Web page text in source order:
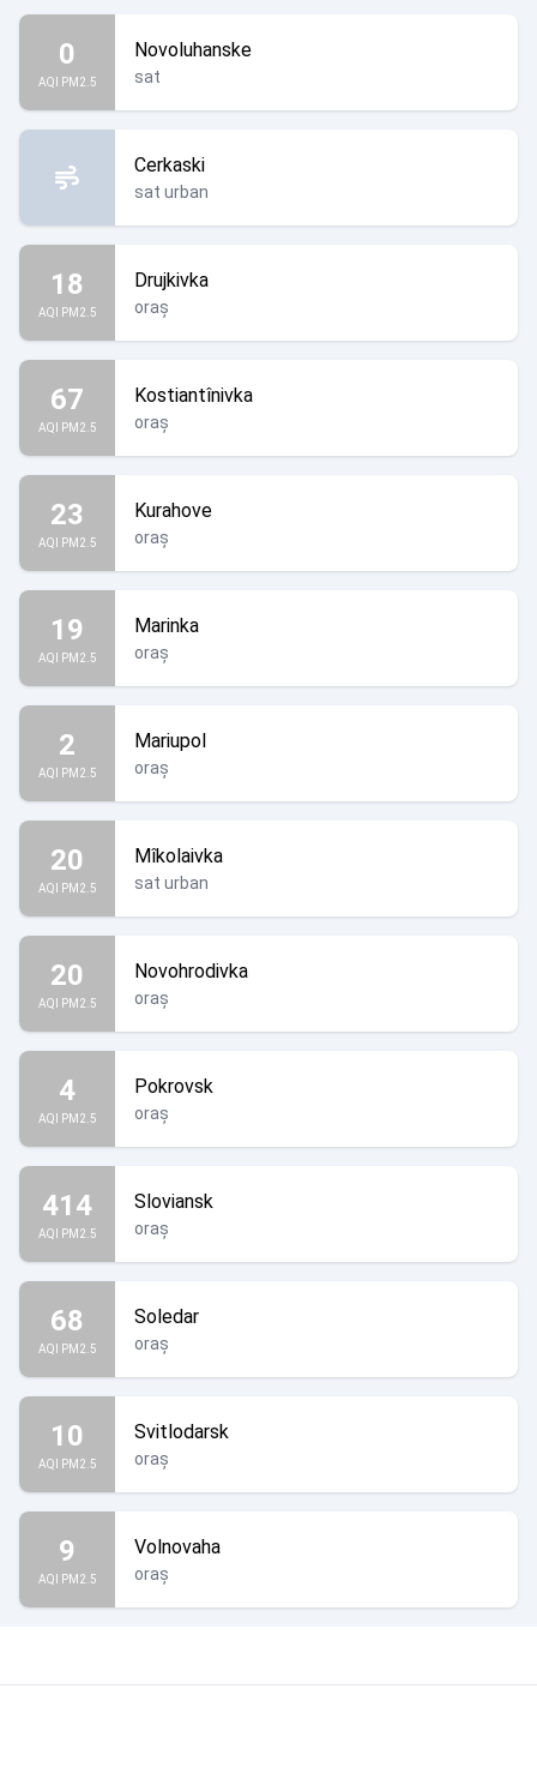
0
AQI PM2.5
Novoluhanske
sat
Cerkaski
sat urban
18
AQI PM2.5
Drujkivka
oraș
67
AQI PM2.5
Kostiantînivka
oraș
23
AQI PM2.5
Kurahove
oraș
19
AQI PM2.5
Marinka
oraș
2
AQI PM2.5
Mariupol
oraș
20
AQI PM2.5
Mîkolaivka
sat urban
20
AQI PM2.5
Novohrodivka
oraș
4
AQI PM2.5
Pokrovsk
oraș
414
AQI PM2.5
Sloviansk
oraș
68
AQI PM2.5
Soledar
oraș
10
AQI PM2.5
Svitlodarsk
oraș
9
AQI PM2.5
Volnovaha
oraș